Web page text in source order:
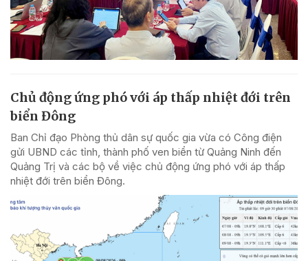
Chủ động ứng phó với áp thấp nhiệt đới trên
biển Đông
Ban Chỉ đạo Phòng thủ dân sự quốc gia vừa có Công điện
gửi UBND các tỉnh, thành phố ven biển từ Quảng Ninh đến
Quảng Trị và các bộ về việc chủ động ứng phó với áp thấp
nhiệt đới trên biển Đông.